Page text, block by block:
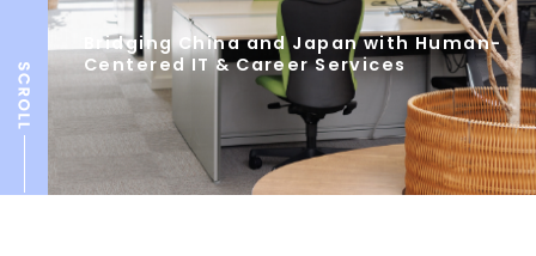
Bridging China and Japan with Human-
Centered IT & Career Services